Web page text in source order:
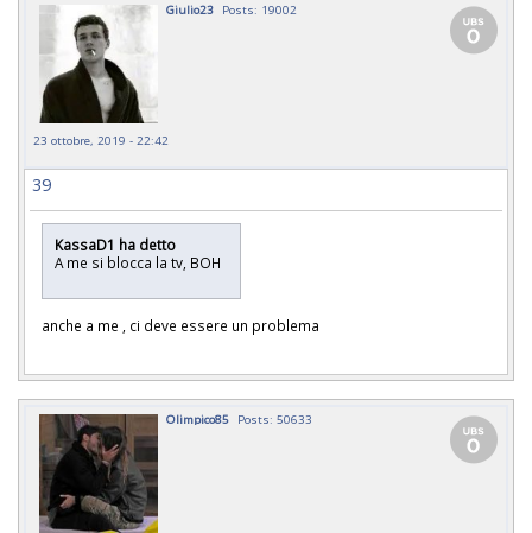
Giulio23 Posts: 19002
23 ottobre, 2019 - 22:42
39
KassaD1 ha detto
A me si blocca la tv, BOH
anche a me , ci deve essere un problema
Olimpico85 Posts: 50633